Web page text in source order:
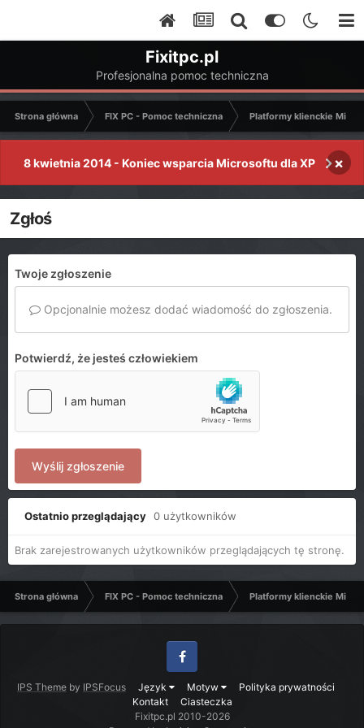
Fixitpc.pl
Profesjonalna pomoc techniczna
Strona główna FIX PC - Pomoc techniczna Platformy klienckie
8 kwietnia 2014 - Koniec wsparcia Microsoftu dla XP ×
Zgłoś
Twoje zgłoszenie
Opcjonalnie możesz dodać wiadomość do zgłoszenia.
Potwierdź, że jesteś człowiekiem
Wyślij zgłoszenie
Ostatnio przeglądający 0 użytkowników
Brak zarejestrowanych użytkowników przeglądających tę stronę.
Strona główna FIX PC - Pomoc techniczna Platformy klienckie
IPS Theme by IPSFocus Język Motyw
Polityka prywatności
Kontakt
Ciasteczka
Facebook
Fixitpc.pl 2010-2026